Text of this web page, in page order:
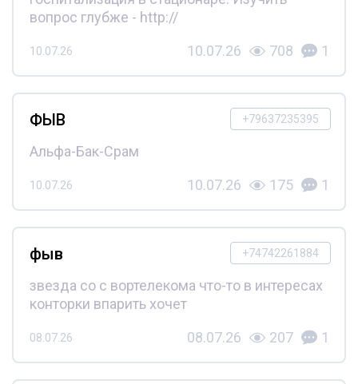
вопрос глубже - http://
10.07.26 10.07.26 708 1
+79637235395
ФЫВ
Альфа-Бак-Срам
10.07.26 10.07.26 175 1
+74742261884
фыв
звезда со с вортелекома что-то в интересах
конторки впарить хочет
08.07.26 08.07.26 207 1